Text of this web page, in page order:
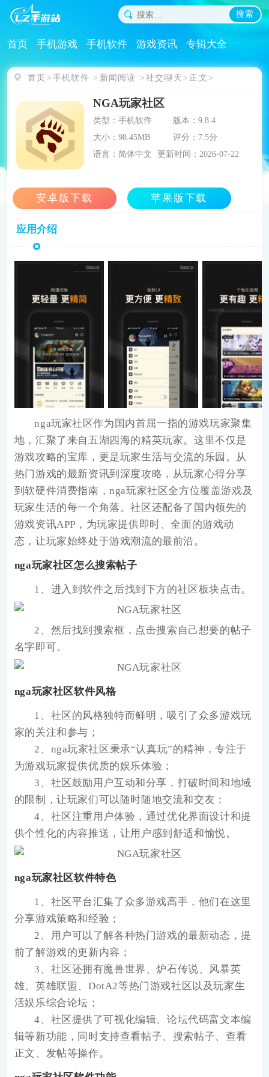
搜索
首页 手机游戏 手机软件 游戏资讯 专辑大全
首页 手机软件 新闻阅读 社交聊天 正文
NGA玩家社区
类型：手机软件
版本：9.8.4
大小：98.45MB
评分：7.5分
语言：简体中文
更新时间：2026-07-22
应用介绍
nga玩家社区作为国内首屈一指的游戏玩家聚集
地，汇聚了来自五湖四海的精英玩家。这里不仅是
游戏攻略的宝库，更是玩家生活与交流的乐园。从
热门游戏的最新资讯到深度攻略，从玩家心得分享
到软硬件消费指南，nga玩家社区全方位覆盖游戏及
玩家生活的每一个角落。社区还配备了国内领先的
游戏资讯APP，为玩家提供即时、全面的游戏动
态，让玩家始终处于游戏潮流的最前沿。
nga玩家社区怎么搜索帖子
1、进入到软件之后找到下方的社区板块点击。
2、然后找到搜索框，点击搜索自己想要的帖子
名字即可。
nga玩家社区软件风格
1、社区的风格独特而鲜明，吸引了众多游戏玩
家的关注和参与；
2、nga玩家社区秉承“认真玩”的精神，专注于
为游戏玩家提供优质的娱乐体验；
3、社区鼓励用户互动和分享，打破时间和地域
的限制，让玩家们可以随时随地交流和交友；
4、社区注重用户体验，通过优化界面设计和提
供个性化的内容推送，让用户感到舒适和愉悦。
nga玩家社区软件特色
1、社区平台汇集了众多游戏高手，他们在这里
分享游戏策略和经验；
2、用户可以了解各种热门游戏的最新动态，提
前了解游戏的更新内容；
3、社区还拥有魔兽世界、炉石传说、风暴英
雄、英雄联盟、DotA2等热门游戏社区以及玩家生
活娱乐综合论坛；
4、社区提供了可视化编辑、论坛代码富文本编
辑等新功能，同时支持查看帖子、搜索帖子、查看
正文、发帖等操作。